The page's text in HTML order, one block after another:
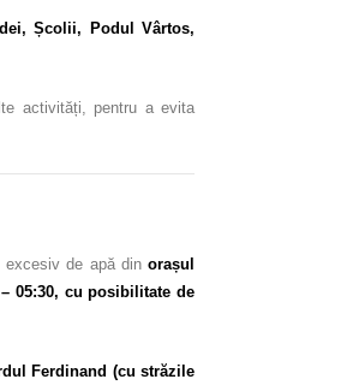
Școlii, Podul Vârtos,
activități, pentru a evita
excesiv de apă din orașul
05:30, cu posibilitate de
Ferdinand (cu străzile